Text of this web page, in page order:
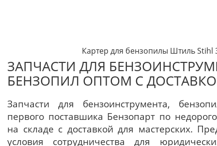
Картер для бензопилы Штиль Stihl
ЗАПЧАСТИ ДЛЯ
БЕНЗОПИЛ ОПТОМ С
Запчасти для бензоинструмента,
первого поставшика Бензопарт по
на складе с доставкой для мастерских.
условия сотрудничества для